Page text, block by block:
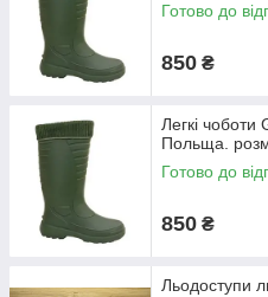
Готово до
850 ₴
Легкі
Польща.
Готово до
850 ₴
Льодоступи